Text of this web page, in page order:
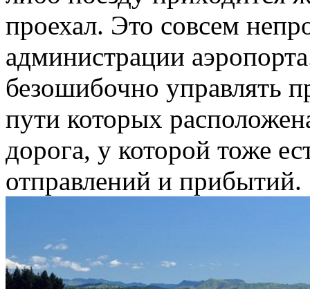
проехал. Это совсем
администрации
безошибочно управлять
пути которых
дорога, у которой тоже
отправлений и прибытий.